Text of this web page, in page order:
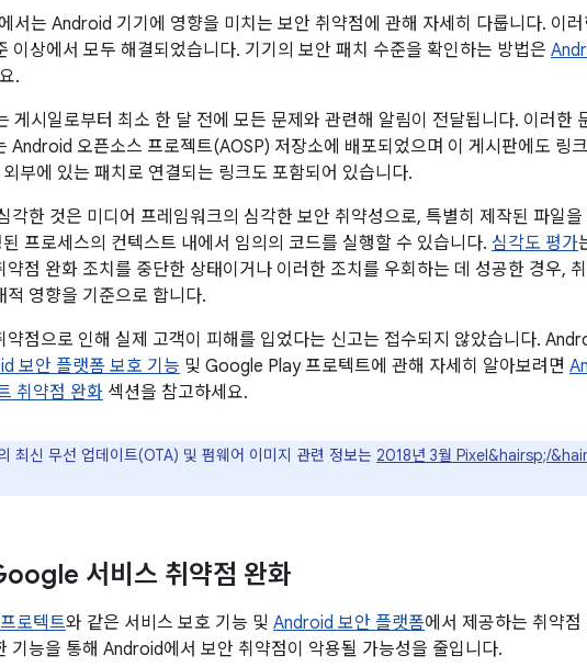
서는 Android 기기에 영향을 미치는 보안 취약점에 관해 자세히 다룹니다. 이
상에서 모두 해결되었습니다. 기기의 보안 패치 수준을 확인하는 방법은
.
게시일로부터 최소 한 달 전에 모든 문제와 관련해 알림이 전달됩니다. 이러한
Android 오픈소스 프로젝트(AOSP) 저장소에 배포되었으며 이 게시판에도 링
부에 있는 패치로 연결되는 링크도 포함되어 있습니다.
각한 것은 미디어 프레임워크의 심각한 보안 취약성으로, 특별히 제작된 파일을
프로세스의 컨텍스트 내에서 임의의 코드를 실행할 수 있습니다. 심각도 평가
약점 완화 조치를 중단한 상태이거나 이러한 조치를 우회하는 데 성공한 경우,
적 영향을 기준으로 합니다.
약점으로 인해 실제 고객이 피해를 입었다는 신고는 접수되지 않았습니다.
보안 플랫폼 보호 기능 및 Google Play 프로텍트에 관해 자세히 알아보려면
취약점 완화 섹션을 참고하세요.
최신 무선 업데이트(OTA) 및 펌웨어 이미지 관련 정보는 2018년 3월 Pixel&hairsp;/
서비스 취약점 완화
로텍트와 같은 서비스 보호 기능 및 Android 보안 플랫폼에서 제공하는 취약
기능을 통해 Android에서 보안 취약점이 악용될 가능성을 줄입니다.